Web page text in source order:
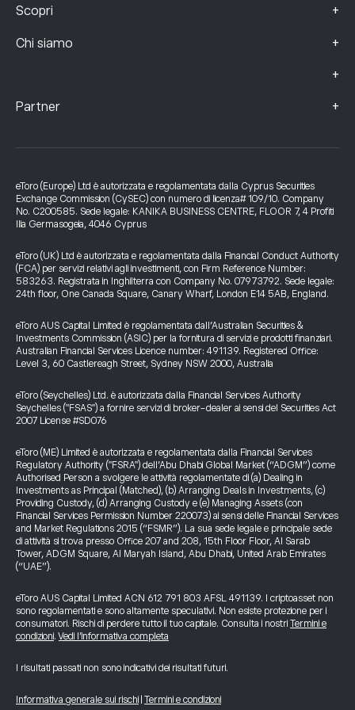
Scopri +
Chi siamo +
+
Partner +
eToro (Europe) Ltd è autorizzata e regolamentata dalla Cyprus Securities
Exchange Commission (CySEC) con numero di licenza# 109/10. Company
No. C200585. Sede legale: KANIKA BUSINESS CENTRE, FLOOR 7, 4 Profiti
Ilia Germasogeia, 4046 Cyprus
eToro (UK) Ltd è autorizzata e regolamentata dalla Financial Conduct Authority
(FCA) per servizi relativi agli investimenti, con Firm Reference Number:
583263. Registrata in Inghilterra con Company No. 07973792. Sede legale:
24th floor, One Canada Square, Canary Wharf, London E14 5AB, England.
eToro AUS Capital Limited è regolamentata dall’Australian Securities &
Investments Commission (ASIC) per la fornitura di servizi e prodotti finanziari.
Australian Financial Services Licence number: 491139. Registered Office:
Level 3, 60 Castlereagh Street, Sydney NSW 2000, Australia
eToro (Seychelles) Ltd. è autorizzata dalla Financial Services Authority
Seychelles ("FSAS") a fornire servizi di broker-dealer ai sensi del Securities Act
2007 License #SD076
eToro (ME) Limited è autorizzata e regolamentata dalla Financial Services
Regulatory Authority ("FSRA") dell’Abu Dhabi Global Market (“ADGM”) come
Authorised Person a svolgere le attività regolamentate di (a) Dealing in
Investments as Principal (Matched), (b) Arranging Deals in Investments, (c)
Providing Custody, (d) Arranging Custody e (e) Managing Assets (con
Financial Services Permission Number 220073) ai sensi delle Financial Services
and Market Regulations 2015 (“FSMR”). La sua sede legale e principale sede
di attività si trova presso Office 207 and 208, 15th Floor Floor, Al Sarab
Tower, ADGM Square, Al Maryah Island, Abu Dhabi, United Arab Emirates
(“UAE”).
eToro AUS Capital Limited ACN 612 791 803 AFSL 491139. I criptoasset non
sono regolamentati e sono altamente speculativi. Non esiste protezione per i
consumatori. Rischi di perdere tutto il tuo capitale. Consulta i nostri Termini e
condizioni.Vedi l’informativa completa
I risultati passati non sono indicativi dei risultati futuri.
Informativa generale sui rischi Termini e condizioni